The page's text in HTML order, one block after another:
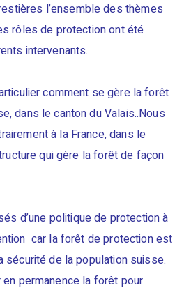
l’ensemble des thèmes
rôles de protection ont été
intervenants.
comment se gère la forêt
dans le canton du Valais..Nous
à la France, dans le
qui gère la forêt de façon
d’une politique de protection à
car la forêt de protection est
sécurité de la population suisse.
permanence la forêt pour